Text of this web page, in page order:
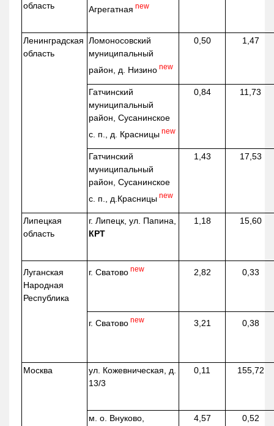
область
Агрегатная new
Ленинградская
область
Ломоносовский
муниципальный
район, д. Низино new
0,50 1,47
Гатчинский
муниципальный
район, Сусанинское
с. п., д. Красницы new
0,84 11,73
Гатчинский
муниципальный
район, Сусанинское
с. п., д.Красницы new
1,43 17,53
Липецкая
область
г. Липецк, ул. Папина,
КРТ
1,18 15,60
Луганская
Народная
Республика
г. Сватово new 2,82 0,33
г. Сватово new 3,21 0,38
Москва ул. Кожевническая, д.
13/3
0,11 155,72
м. о. Внуково,
4,57 0,52